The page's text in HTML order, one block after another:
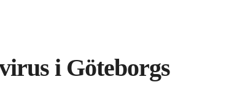
i Göteborgs